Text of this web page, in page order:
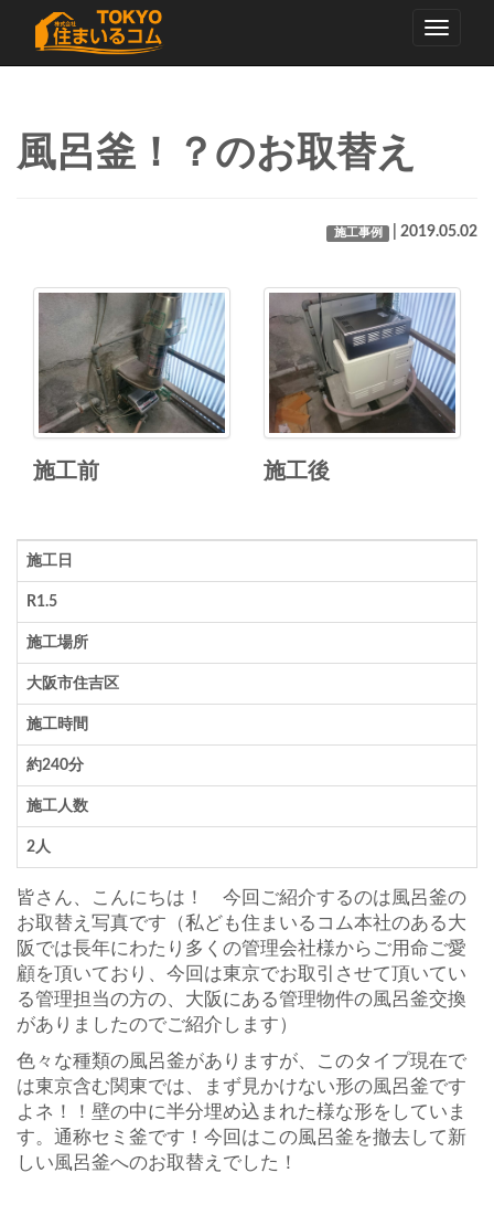
Toggle
風呂釜！？のお取替え
施工事例 | 2019.05.02
施工前 施工後
施工日
R1.5
施工場所
大阪市住吉区
施工時間
約240分
施工人数
2人
皆さん、こんにちは！ 今回ご紹介するのは風呂釜の
お取替え写真です（私ども住まいるコム本社のある大
阪では長年にわたり多くの管理会社様からご用命ご愛
顧を頂いており、今回は東京でお取引させて頂いてい
る管理担当の方の、大阪にある管理物件の風呂釜交換
がありましたのでご紹介します）
色々な種類の風呂釜がありますが、このタイプ現在で
は東京含む関東では、まず見かけない形の風呂釜です
よネ！！壁の中に半分埋め込まれた様な形をしていま
す。通称セミ釜です！今回はこの風呂釜を撤去して新
しい風呂釜へのお取替えでした！